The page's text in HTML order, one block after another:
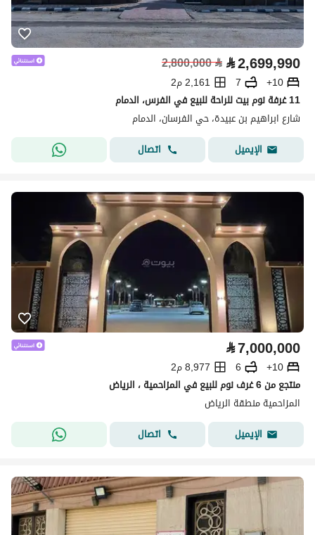
⃁2,699,990
⃁
2,800,000
10+
7
2,161 م2
11 غرفة نوم بيت للراحة للبيع في الفرس، الدمام
شارع ابراهيم بن عبيدة، حي الفرسان، الدمام
الإيميل
اتصال
⃁7,000,000
10+
6
8,977 م2
منتجع من 6 غرف نوم للبيع في المزاحمية ، الرياض
المزاحمية منطقة الرياض
الإيميل
اتصال